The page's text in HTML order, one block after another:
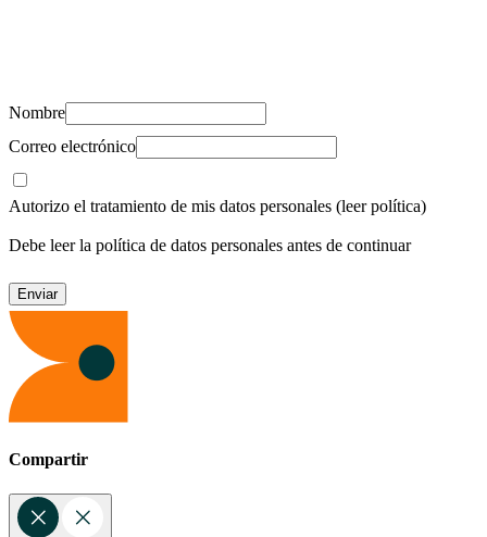
Nombre
Correo electrónico
Autorizo el tratamiento de mis datos personales (leer política)
Debe leer la política de datos personales antes de continuar
Compartir